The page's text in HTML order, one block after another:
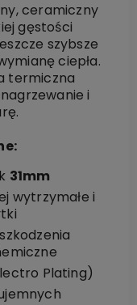
ceramiczny
gęstości
szybsze
ciepła.
termiczna
i
31mm
wytrzymałe i
Plating)